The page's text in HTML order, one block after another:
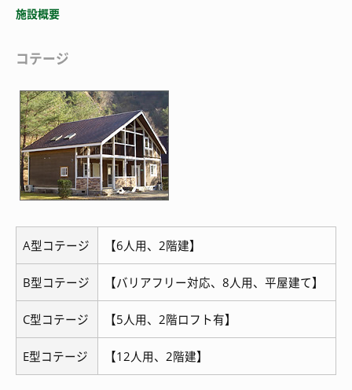
施設概要
コテージ
A型コテージ 【6人用、2階建】
B型コテージ 【バリアフリー対応、8人用、平屋建て】
C型コテージ 【5人用、2階ロフト有】
E型コテージ 【12人用、2階建】